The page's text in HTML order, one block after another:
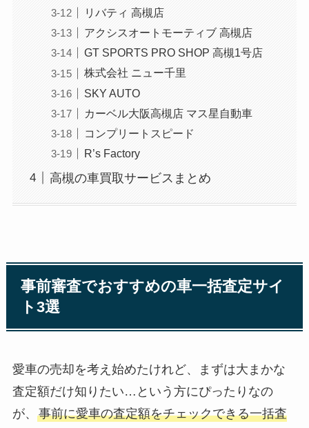
リバティ 高槻店
アクシスオートモーティブ 高槻店
GT SPORTS PRO SHOP 高槻1号店
株式会社 ニュー千里
SKY AUTO
カーベル大阪高槻店 マス星自動車
コンプリートスピード
R’s Factory
高槻の車買取サービスまとめ
事前審査でおすすめの車一括査定サイ
ト3選
愛車の売却を考え始めたけれど、まずは大まかな
査定額だけ知りたい…という方にぴったりなの
が、 事前に愛車の査定額をチェックできる一括査